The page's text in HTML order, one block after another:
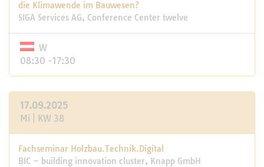
die Klimawende im Bauwesen?
SIGA Services AG, Conference Center twelve
W
08:30 -17:30
17.09.2025
Mi | KW 38
Fachseminar Holzbau.Technik.Digital
BIC – building innovation cluster, Knapp GmbH